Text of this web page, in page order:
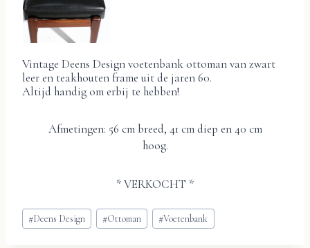
Vintage Deens Design voetenbank ottoman van zwart
leer en teakhouten frame uit de jaren 60.
Altijd handig om erbij te hebben!
Afmetingen: 56 cm breed, 41 cm diep en 40 cm
hoog.
* VERKOCHT *
Bericht
tags:
#Deens Design #Ottoman #Voetenbank